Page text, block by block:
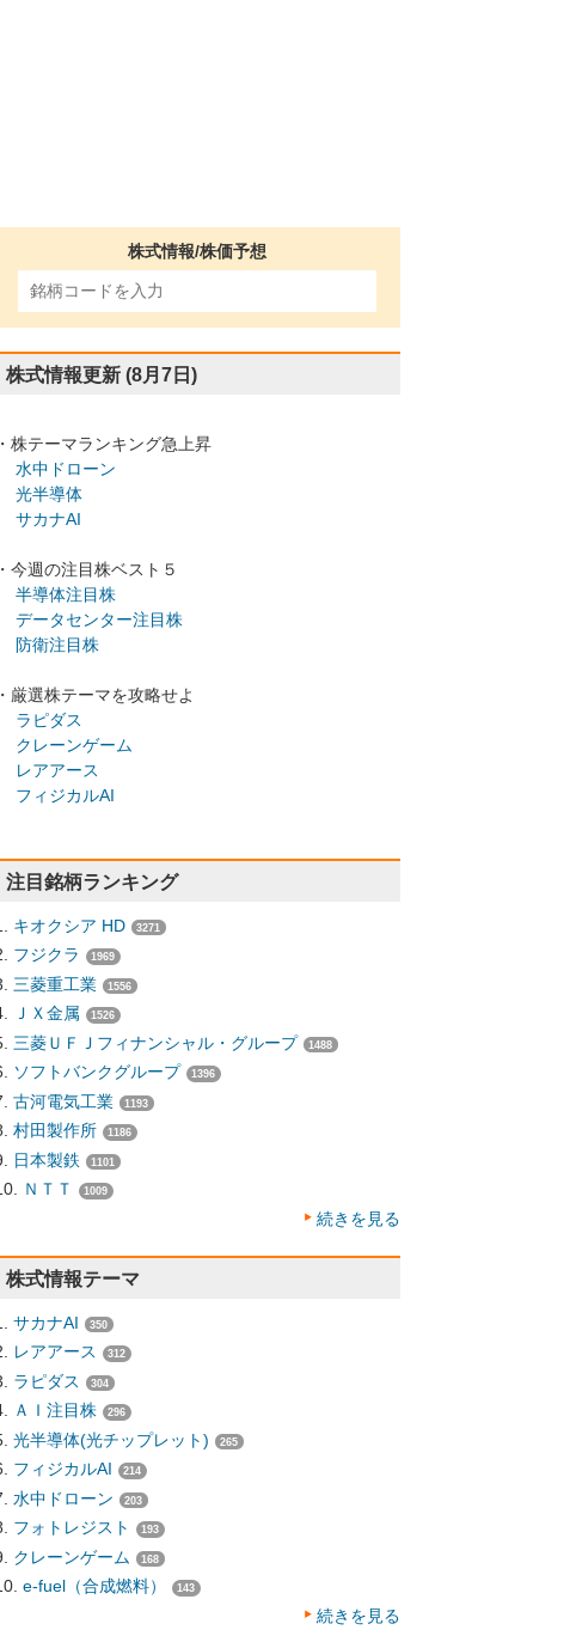
株式情報/株価予想
株式情報更新 (8月7日)
・株テーマランキング急上昇
水中ドローン
光半導体
サカナAI
・今週の注目株ベスト５
半導体注目株
データセンター注目株
防衛注目株
・厳選株テーマを攻略せよ
ラピダス
クレーンゲーム
レアアース
フィジカルAI
注目銘柄ランキング
キオクシア HD 3271
フジクラ 1969
三菱重工業 1556
ＪＸ金属 1526
三菱ＵＦＪフィナンシャル・グループ 1488
ソフトバンクグループ 1396
古河電気工業 1193
村田製作所 1186
日本製鉄 1101
ＮＴＴ 1009
続きを見る
株式情報テーマ
サカナAI 350
レアアース 312
ラピダス 304
ＡＩ注目株 296
光半導体(光チップレット) 265
フィジカルAI 214
水中ドローン 203
フォトレジスト 193
クレーンゲーム 168
e-fuel（合成燃料） 143
続きを見る